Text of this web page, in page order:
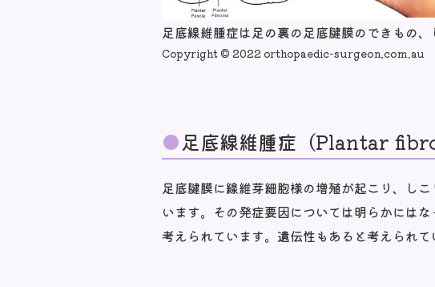
足底線維腫症は足の裏の足底腱膜のできもの、
Copyright © 2022 orthopaedic-surgeon.com.au
足底線維腫症（Plantar
足底腱膜に線維芽細胞様の増殖が起こり、し
います。その発症要因については明らかには
考えられています。遺伝性もあると考えられ